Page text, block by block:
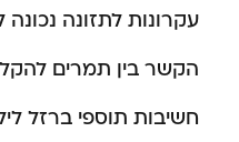
עקרונות לתזונה נכונה
הקשר בין תמרים
חשיבות תוספי ברזל